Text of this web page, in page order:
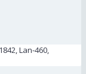
Lan-460,